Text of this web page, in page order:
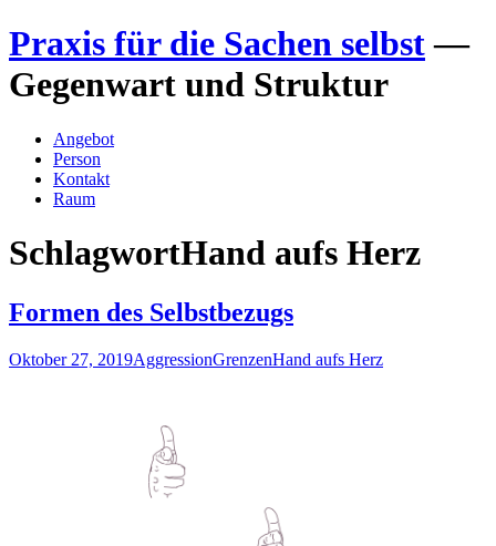
Zum
Inhalt
springen
Praxis für die Sachen selbst —
Gegenwart und Struktur
Angebot
Person
Kontakt
Raum
SchlagwortHand aufs Herz
Formen des Selbstbezugs
Oktober 27, 2019AggressionGrenzenHand aufs Herz